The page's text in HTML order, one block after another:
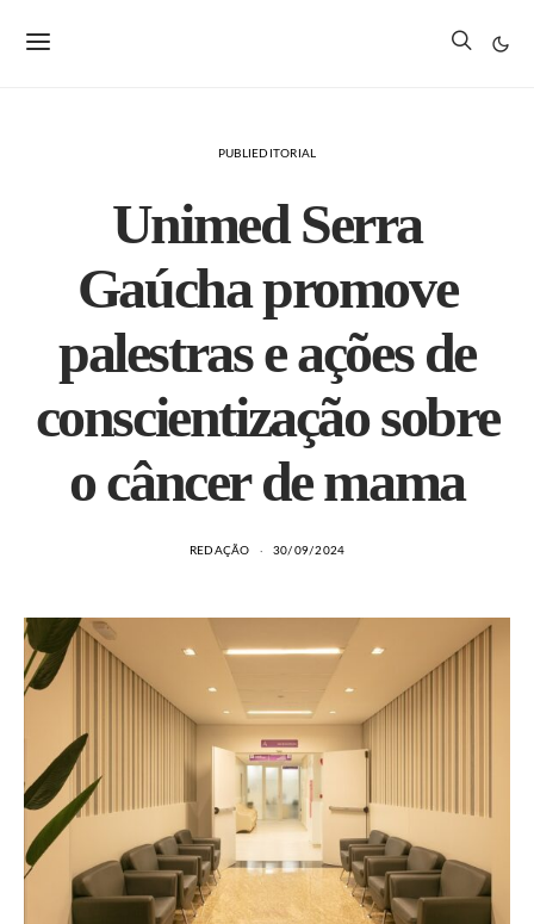
PUBLIEDITORIAL
Unimed Serra
Gaúcha promove
palestras e ações de
conscientização sobre
o câncer de mama
REDAÇÃO 30/09/2024